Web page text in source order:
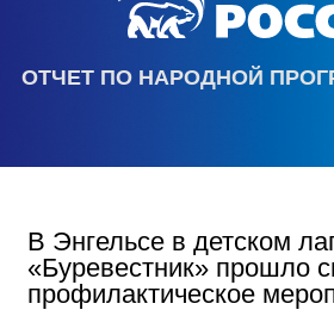
ОТЧЕТ ПО НАРОДНОЙ
В Энгельсе в детском
«Буревестник» прошло
профилактическое